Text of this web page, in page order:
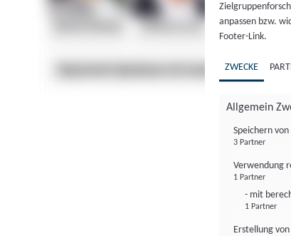
anpassen bzw.
Footer-Link.
ZWECKE
Allgemein
Speichern
3 Partner
Verwendung
1 Partner
- mit
1 Partner
Erstellung